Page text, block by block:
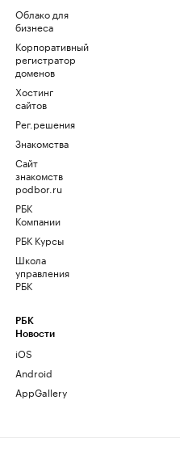
Облако для
бизнеса
Корпоративный
регистратор
доменов
Хостинг
сайтов
Рег.решения
Знакомства
Сайт
знакомств
podbor.ru
РБК
Компании
РБК Курсы
Школа
управления
РБК
РБК
Новости
iOS
Android
AppGallery